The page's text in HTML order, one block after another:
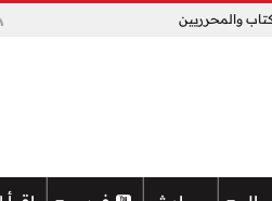
والمحرريين